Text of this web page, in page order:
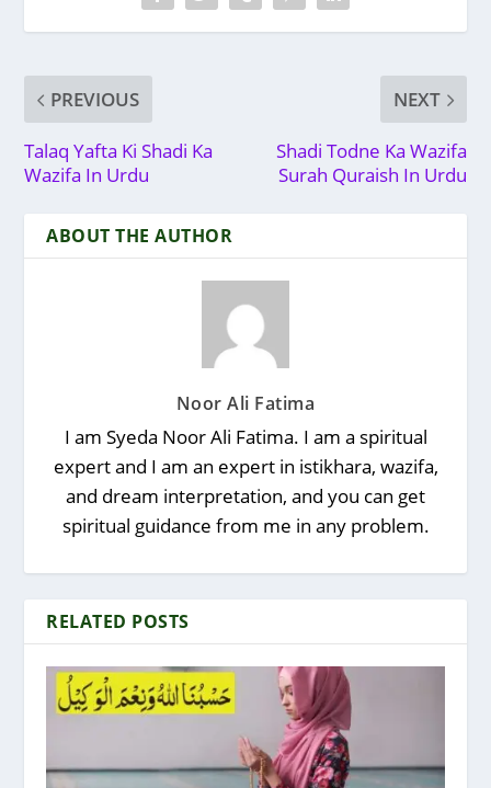
PREVIOUS
Talaq Yafta Ki Shadi Ka
Wazifa In Urdu
NEXT
Shadi Todne Ka Wazifa
Surah Quraish In Urdu
ABOUT THE AUTHOR
Noor Ali Fatima
I am Syeda Noor Ali Fatima. I am a spiritual
expert and I am an expert in istikhara, wazifa,
and dream interpretation, and you can get
spiritual guidance from me in any problem.
RELATED POSTS